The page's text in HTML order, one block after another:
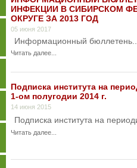
ИНФЕКЦИИ В СИБИРСКОМ
ОКРУГЕ ЗА 2013 ГОД
05 июня 2017
Информационный
Читать далее...
Подписка института на
1-ом полугодии 2014 г.
14 июня 2015
Подписка института на
Читать далее...